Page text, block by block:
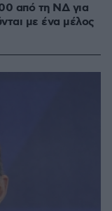
από τη ΝΔ για
με ένα μέλος